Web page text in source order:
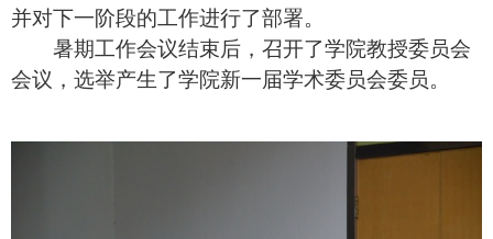
并对下一阶段的工作进行了部署。
暑期工作会议结束后，召开了学院教授委员会
会议，选举产生了学院新一届学术委员会委员。